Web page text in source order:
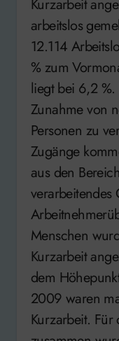
Kurzarbeit
arbeitslos
12.114
% zum
liegt bei 6,2
Zunahme von
Personen zu
Zugänge
aus den
Menschen
Kurzarbeit
dem
2009 waren
Kurzarbeit.